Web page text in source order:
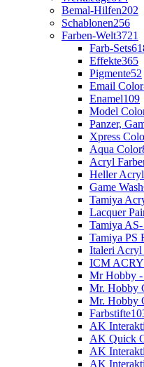
Bemal-Hilfen202
Schablonen256
Farben-Welt3721
Farb-Sets
Effekte365
Pigmente52
Email Color
Enamel109
Model
Panzer,
Xpress
Aqua Color
Acryl
Heller Acryl
Game Wash
Tamiya
Lacquer
Tamiya AS-
Tamiya PS
Italeri Acryl
ICM
Mr Hobby
Mr. Hobby
Mr. Hobby
Farbstifte
AK
AK Quick
AK
AK